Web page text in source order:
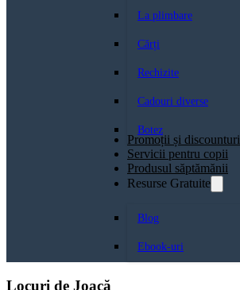
La plimbare
Cărți
Rechizite
Cadouri diverse
Botez
Promoții și discounturi
Servicii pentru copii
Produsul săptămănii
Resurse Gratuite
Blog
Ebook-uri
Locuri de Joacă